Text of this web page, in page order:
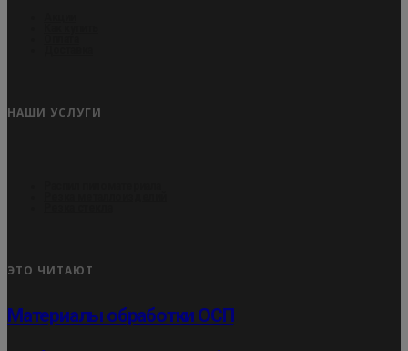
НАШИ УСЛУГИ
ЭТО ЧИТАЮТ
Материалы обработки ОСП